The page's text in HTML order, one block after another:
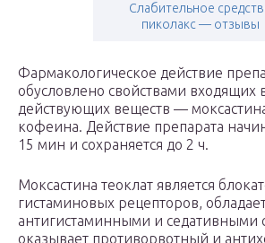
Слабительное
пиколакс — отзывы
Фармакологическое действие
обусловлено свойствами входящих
действующих веществ —
кофеина. Действие препарата
15 мин и сохраняется до 2 ч.
Моксастина теоклат является
гистаминовых рецепторов,
антигистаминными и седативными
оказывает противорвотный и